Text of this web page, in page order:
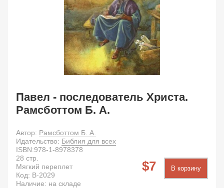
Павел - последователь Христа.
Рамсботтом Б. А.
Автор: Рамсботтом Б. А.
Идательство: Библия для всех
7 В корзину
ISBN:978-1-8978378
28 стр.
Мягкий переплет
Код: B-2029
Наличие: на складе